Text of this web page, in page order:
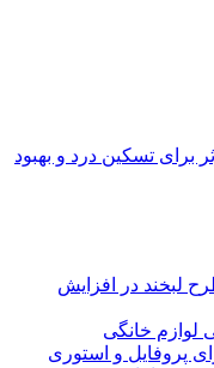
پا؛ ۱۰ روش موثر برای تسکین درد و بهبود
لبخند در افزایش
لوازم خانگی
پروفایل و استوری